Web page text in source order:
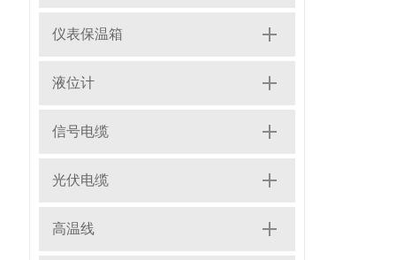
仪表保温箱
液位计
信号电缆
光伏电缆
高温线